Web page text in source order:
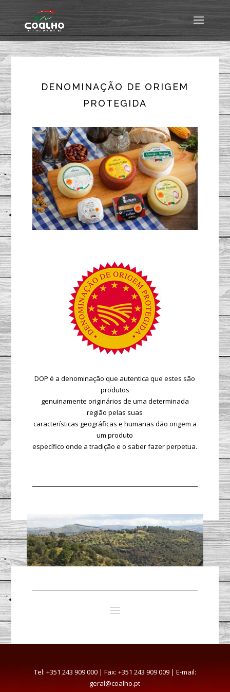
DENOMINAÇÃO DE ORIGEM
PROTEGIDA
DOP é a denominação que autentica que estes são
produtos
genuinamente originários de uma determinada
região pelas suas
características geográficas e humanas dão origem a
um produto
específico onde a tradição e o saber fazer perpetua.
Tel: +351 243 909 000 | Fax: +351 243 909 009 | E-mail:
geral@coalho.pt